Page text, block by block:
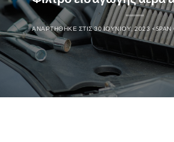
ΑΝΑΡΤΉΘΗΚΕ ΣΤΙΣ30 ΙΟΥΝΊΟΥ, 2023<SPAN